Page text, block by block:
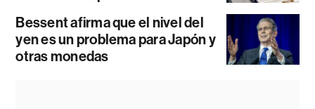
Bessent afirma que el nivel del
yen es un problema para Japón y
otras monedas